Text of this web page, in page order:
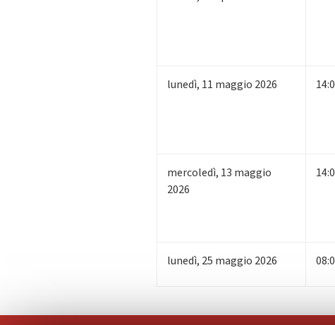
lunedì, 11 maggio 2026
mercoledì, 13 maggio
2026
lunedì, 25 maggio 2026